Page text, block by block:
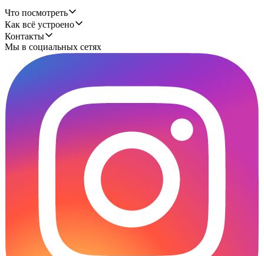
Что посмотреть
Как всё устроено
Контакты
Мы в социальных сетях